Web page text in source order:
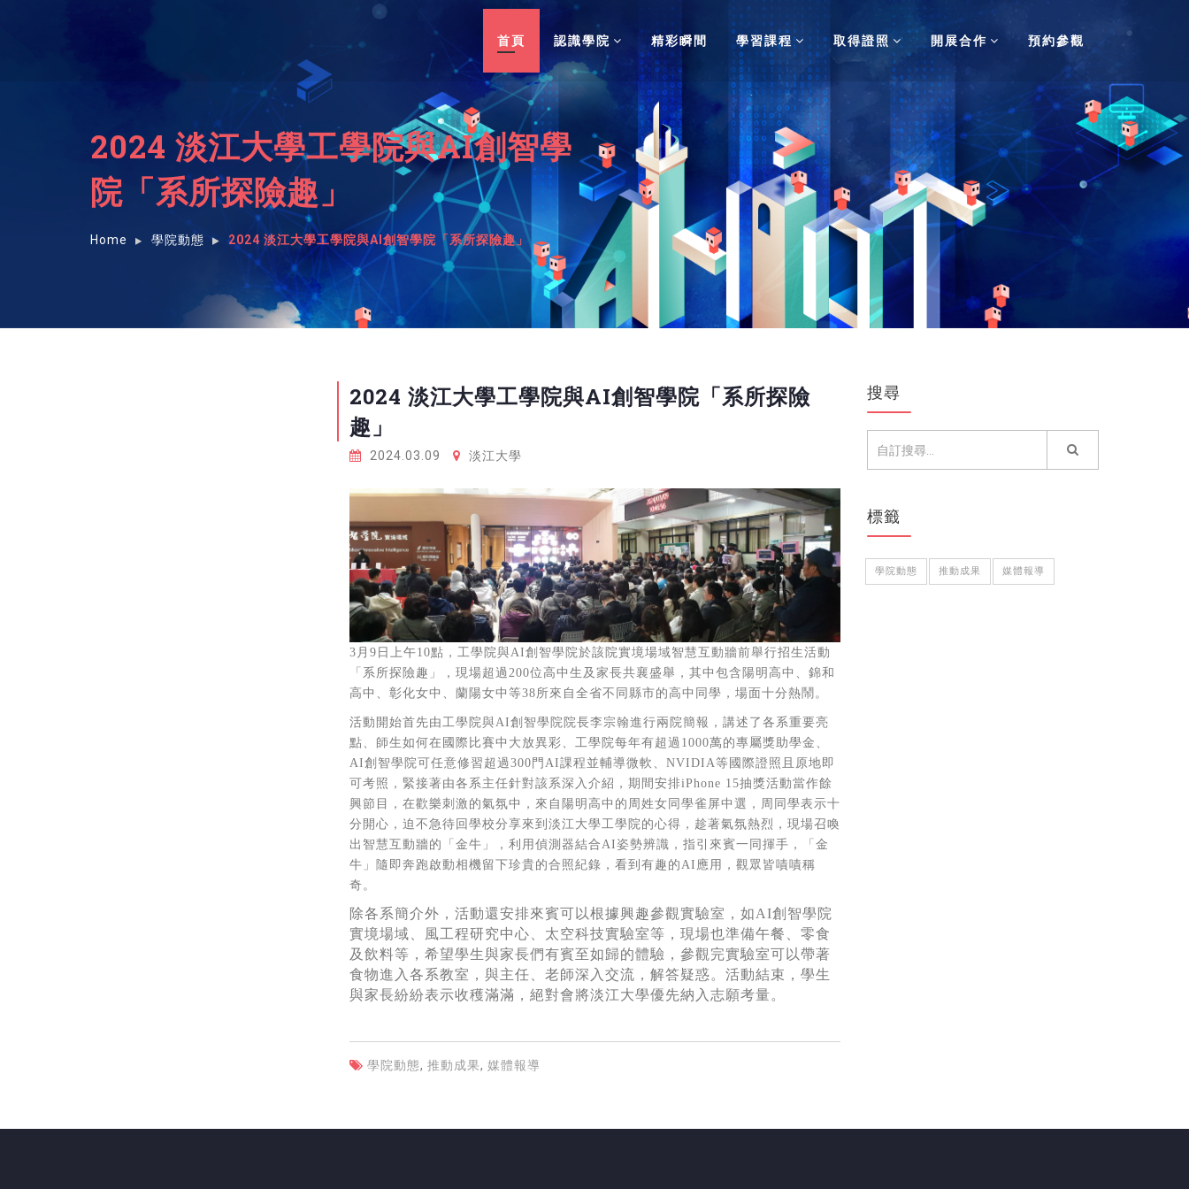
首頁 認識學院 精彩瞬間 學習課程 取得證照 開展合作 預約參觀
2024 淡江大學工學院與AI創智學
院「系所探險趣」
Home 學院動態 2024 淡江大學工學院與AI創智學院「系所探險趣」
2024 淡江大學工學院與AI創智學院「系所探險
趣」
2024.03.09 淡江大學
3 月 9 日上午10點，工學院與AI創智學院於該院實境場域智慧互動牆前舉行招生活動
「系所探險趣」，現場超過 200位高中生及家長共襄盛舉，其中包含陽明高中、錦和
高中、彰化女中、蘭陽女中等38所來自全省不同縣市的高中同學，場面十分熱鬧。
活動開始首先由工學院與AI創智學院院長李宗翰進行兩院簡報，講述了各系重要亮
點、師生如何在國際比賽中大放異彩、工學院每年有超過 1000萬的專屬獎助學金、
AI創智學院可任意修習超過 300 門 AI課程並輔導微軟、 NVIDIA等國際證照且原地即
可考照，緊接著由各系主任針對該系深入介紹，期間安排iPhone 15抽獎活動當作餘
興節目，在歡樂刺激的氣氛中，來自陽明高中的周姓女同學雀屏中選，周同學表示十
分開心，迫不急待回學校分享來到淡江大學工學院的心得，趁著氣氛熱烈，現場召喚
出智慧互動牆的「金牛」，利用偵測器結合AI姿勢辨識，指引來賓一同揮手，「金
牛」隨即奔跑啟動相機留下珍貴的合照紀錄，看到有趣的AI 應用，觀眾皆嘖嘖稱
奇。
除各系簡介外，活動還安排來賓可以根據興趣參觀實驗室，如AI創智學院
實境場域、風工程研究中心、太空科技實驗室等，現場也準備午餐、零食
及飲料等，希望學生與家長們有賓至如歸的體驗，參觀完實驗室可以帶著
食物進入各系教室，與主任、老師深入交流，解答疑惑。活動結束，學生
與家長紛紛表示收穫滿滿，絕對會將淡江大學優先納入志願考量。
學院動態, 推動成果, 媒體報導
搜尋
標籤
學院動態 推動成果 媒體報導